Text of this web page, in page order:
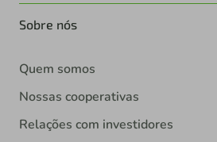
Sobre nós
Quem somos
Nossas cooperativas
Relações com investidores